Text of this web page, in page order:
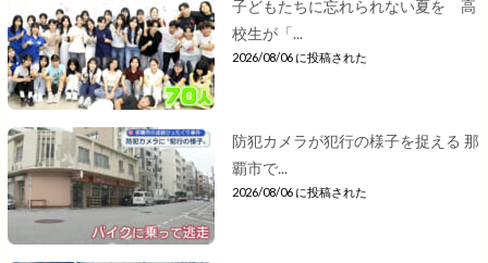
子どもたちに忘れられない夏を 高
校生が「...
2026/08/06 に投稿された
防犯カメラが犯行の様子を捉える 那
覇市で...
2026/08/06 に投稿された